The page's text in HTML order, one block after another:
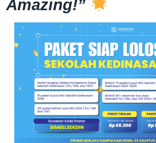
Amazing!”